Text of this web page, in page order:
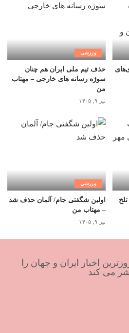
ورزشی
حذف تیم ملی ایران هم چنان
سوژه رسانه های خارجی – مهتاب
من
تیر ۹, ۱۴۰۵
ورزشی
اولین شگفتی جام/ آلمان حذف شد
– مهتاب من
تیر ۹, ۱۴۰۵
اخبار ایران و جهان را
می کند